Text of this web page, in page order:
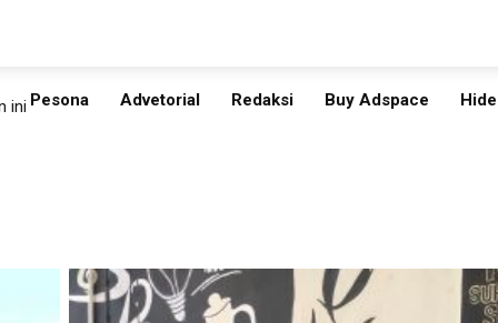
Pesona Advetorial Redaksi Buy Adspace
ini